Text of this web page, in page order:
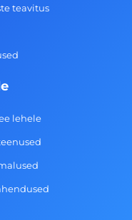
teavitus
lehele